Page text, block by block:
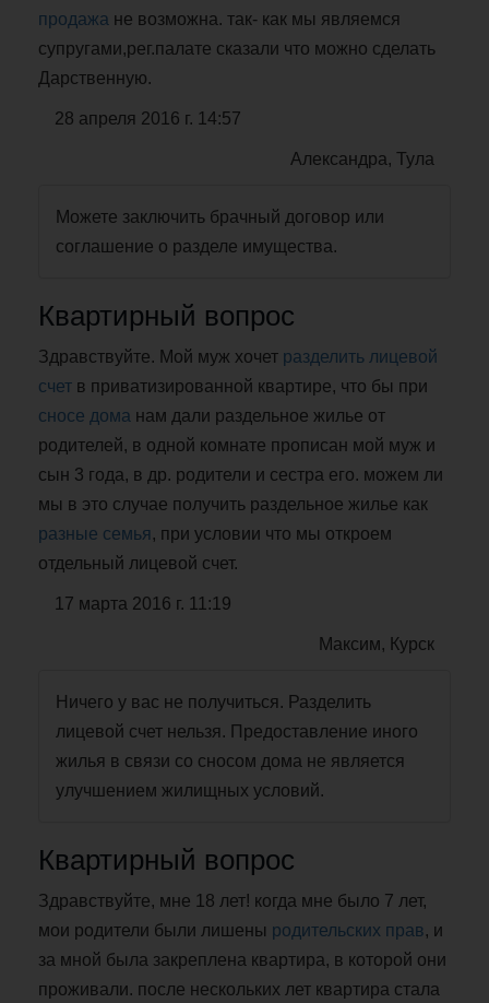
продажа не возможна. так- как мы являемся
супругами,рег.палате сказали что можно сделать
Дарственную.
28 апреля 2016 г. 14:57
Александра, Тула
Можете заключить брачный договор или
соглашение о разделе имущества.
Квартирный вопрос
Здравствуйте. Мой муж хочет разделить лицевой
счет в приватизированной квартире, что бы при
сносе дома нам дали раздельное жилье от
родителей, в одной комнате прописан мой муж и
сын 3 года, в др. родители и сестра его. можем ли
мы в это случае получить раздельное жилье как
разные семья , при условии что мы откроем
отдельный лицевой счет.
17 марта 2016 г. 11:19
Максим, Курск
Ничего у вас не получиться. Разделить
лицевой счет нельзя. Предоставление иного
жилья в связи со сносом дома не является
улучшением жилищных условий.
Квартирный вопрос
Здравствуйте, мне 18 лет! когда мне было 7 лет,
мои родители были лишены родительских прав, и
за мной была закреплена квартира, в которой они
проживали. после нескольких лет квартира стала